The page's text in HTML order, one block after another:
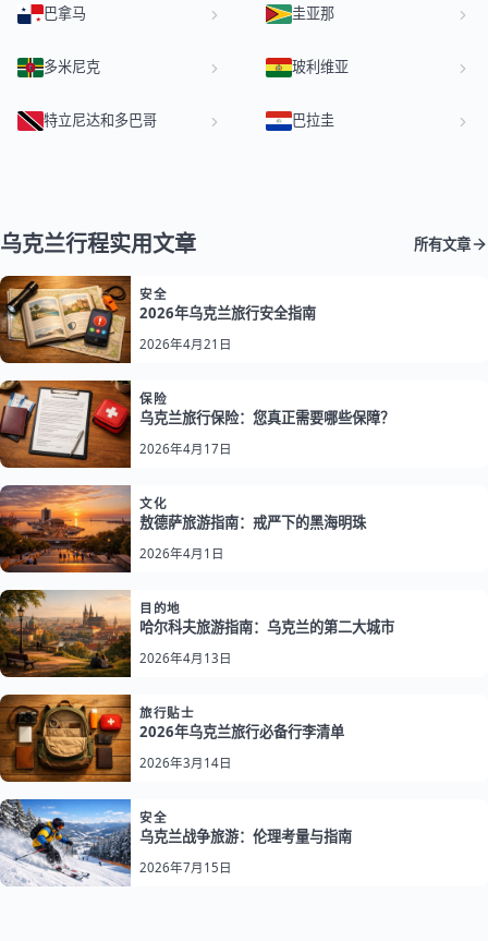
巴拿马 圭亚那
多米尼克 玻利维亚
特立尼达和多巴哥 巴拉圭
乌克兰行程实用文章 所有文章
安全
2026年乌克兰旅行安全指南
2026年4月21日
保险
乌克兰旅行保险：您真正需要哪些保障？
2026年4月17日
文化
敖德萨旅游指南：戒严下的黑海明珠
2026年4月1日
目的地
哈尔科夫旅游指南：乌克兰的第二大城市
2026年4月13日
旅行贴士
2026年乌克兰旅行必备行李清单
2026年3月14日
安全
乌克兰战争旅游：伦理考量与指南
2026年7月15日